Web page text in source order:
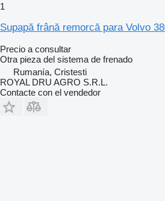
1
Supapă frână remorcă para Volvo
Precio a consultar
Otra pieza del sistema de frenado
Rumanía, Cristesti
ROYAL DRU AGRO S.R.L.
Contacte con el vendedor